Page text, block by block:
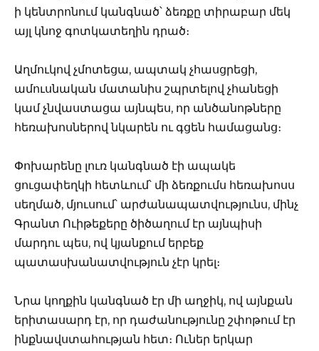
ի կենտրոնում կանգնած՝ ձեռքը տիրաբար մեկ
այլ կնոջ գոտկատեղին դրած։
Աղմուկով չմոտեցա, ապտակ չհասցրեցի,
ամուսնական մատանիս շպրտելով չհանեցի
կամ չնվաստացա այնպես, որ անծանոթները
հեռախոսներով նկարեն ու գցեն համացանց։
Փոխարենը լուռ կանգնած էի ապակե
ցուցափեղկի հետևում՝ մի ձեռքումս հեռախոսս
սեղմած, մյուսում՝ արժանապատվությունս, մինչ
Գրանտ Ուիթեքերը ծիծաղում էր այնպիսի
մարդու պես, ով կյանքում երբեք
պատասխանատվություն չէր կրել։
Նրա կողքին կանգնած էր մի աղջիկ, ով այնքան
երիտասարդ էր, որ դաժանությունը շփոթում էր
ինքնավստահության հետ։ Ուներ երկար